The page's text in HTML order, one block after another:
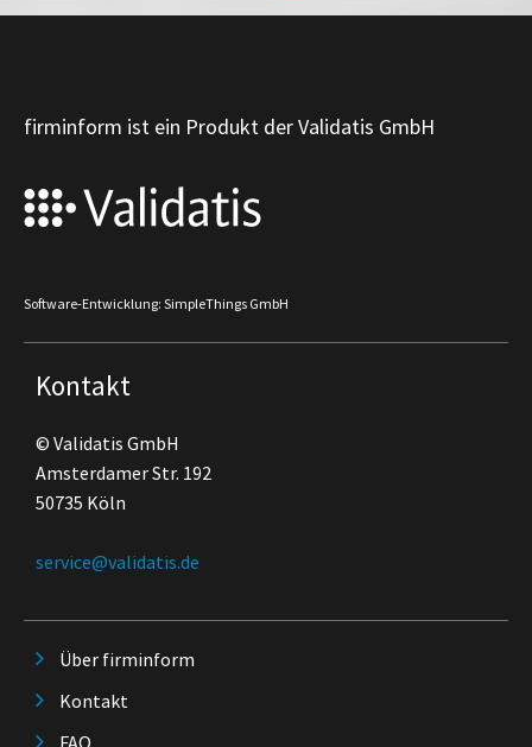
firminform ist ein Produkt der Validatis GmbH
Software-Entwicklung: SimpleThings GmbH
Kontakt
© Validatis GmbH
Amsterdamer Str. 192
50735 Köln
service@validatis.de
Über firminform
Kontakt
FAQ